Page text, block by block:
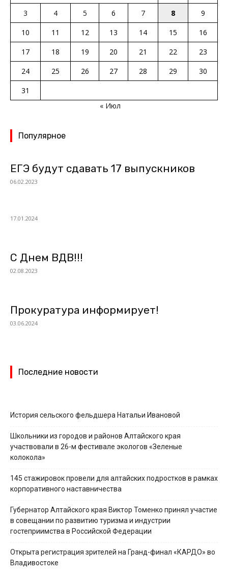
3
4 5 6 7 8
9
10
11 12 13 14 15
16
17
18 19 20 21 22
23
24
25 26 27 28 29
30
31
« Июл
Популярное
ЕГЭ будут сдавать 17 выпускников
06.02.2023
17.01.2024
С Днем ВДВ!!!
02.08.2023
Прокуратура информирует!
03.06.2024
Последние новости
История сельского фельдшера Натальи Ивановой
Школьники из городов и районов Алтайского края
участвовали в 26-м фестивале экологов «Зеленые
колокола»
145 стажировок провели для алтайских подростков в рамках
корпоративного наставничества
Губернатор Алтайского края Виктор Томенко принял участие
в совещании по развитию туризма и индустрии
гостеприимства в Российской Федерации
Открыта регистрация зрителей на Гранд-финал «КАРДО» во
Владивостоке